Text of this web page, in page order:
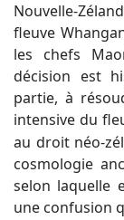
Nouvelle-
fleuve
les chefs
décision est
partie, à
intensive du
au droit néo-
cosmologie
selon laquelle
une confusion